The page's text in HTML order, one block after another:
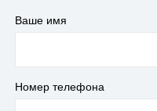
Ваше имя
Номер телефона